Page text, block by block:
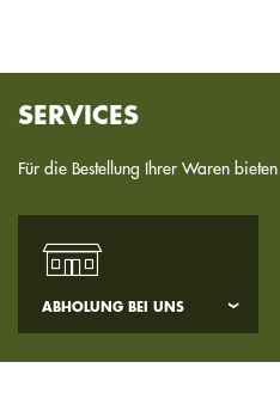
SERVICES
Für die Bestellung Ihrer Waren
ABHOLUNG BEI UNS